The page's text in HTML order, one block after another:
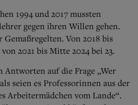
1994 und 2017 mussten
gegen ihren Willen gehen.
Gemaßregelten. Von 2018 bis
2021 bis Mitte 2024 bei 23.
auf die Frage „Wer
seien es Professorinnen aus der
Arbeitermädchen vom Lande“.